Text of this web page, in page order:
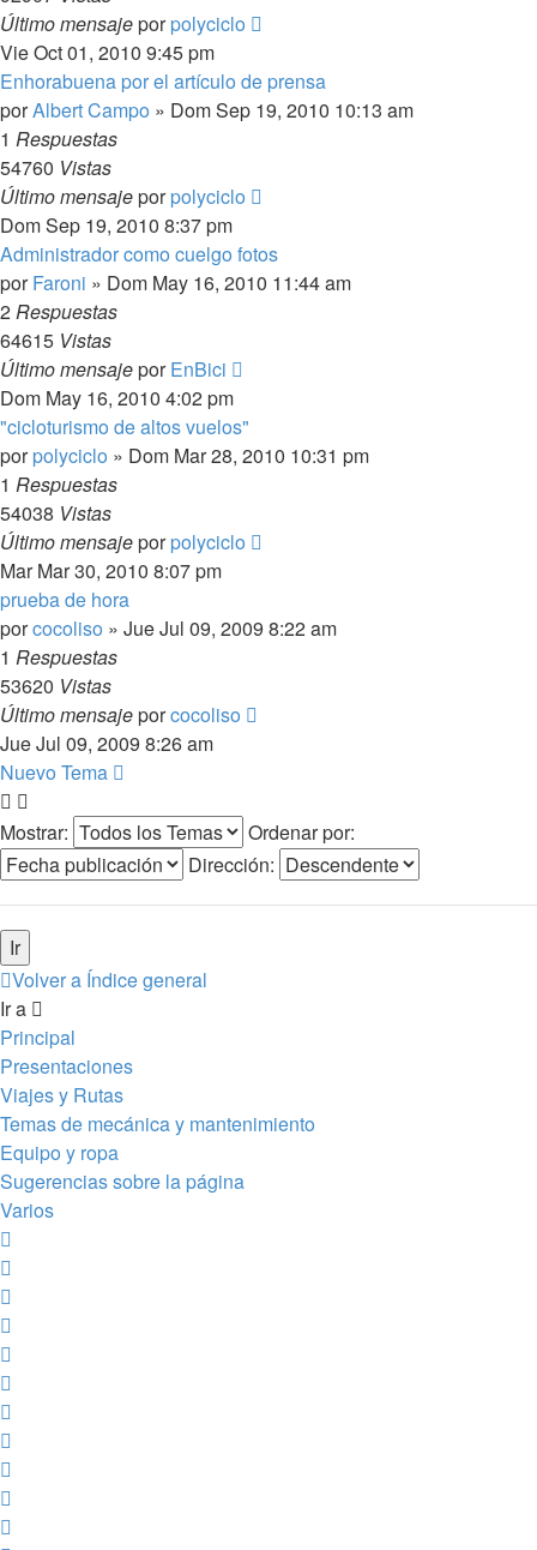
Último mensajeporpolyciclo
Vie Oct 01, 2010 9:45 pm
Enhorabuena por el artículo de prensa
porAlbert Campo » Dom Sep 19, 2010 10:13 am
1 Respuestas
54760 Vistas
Último mensajeporpolyciclo
Dom Sep 19, 2010 8:37 pm
Administrador como cuelgo fotos
porFaroni » Dom May 16, 2010 11:44 am
2Respuestas
64615 Vistas
Último mensajeporEnBici
Dom May 16, 2010 4:02 pm
"cicloturismo de altos vuelos"
porpolyciclo » Dom Mar 28, 2010 10:31 pm
1 Respuestas
54038 Vistas
Último mensajeporpolyciclo
Mar Mar 30, 2010 8:07 pm
prueba de hora
porcocoliso » Jue Jul 09, 2009 8:22 am
1 Respuestas
53620 Vistas
Último mensajeporcocoliso
Jue Jul 09, 2009 8:26 am
Nuevo Tema
Mostrar:
Ordenar por:
Dirección:
Volver a Índice general
Ir a
Principal
Presentaciones
Viajes y Rutas
Temas de mecánica y mantenimiento
Equipo y ropa
Sugerencias sobre la página
Varios